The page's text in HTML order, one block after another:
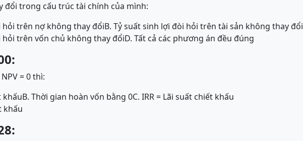
đổi trong cấu trúc tài chính của mình:
hỏi trên nợ không thay đổiB. Tỷ suất sinh lợi đòi hỏi trên tài sản không thay đổi
hỏi trên vốn chủ không thay đổiD. Tất cả các phương án đều đúng
= 0 thì:
khấuB. Thời gian hoàn vốn bằng 0C. IRR = Lãi suất chiết khấu
khấu